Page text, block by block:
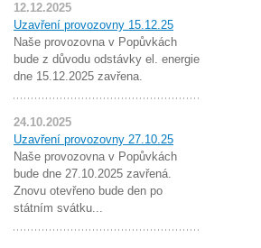
12.12.2025
Uzavření provozovny 15.12.25
Naše provozovna v Popůvkách
bude z důvodu odstávky el. energie
dne 15.12.2025 zavřena.
24.10.2025
Uzavření provozovny 27.10.25
Naše provozovna v Popůvkách
bude dne 27.10.2025 zavřená.
Znovu otevřeno bude den po
státním svátku...